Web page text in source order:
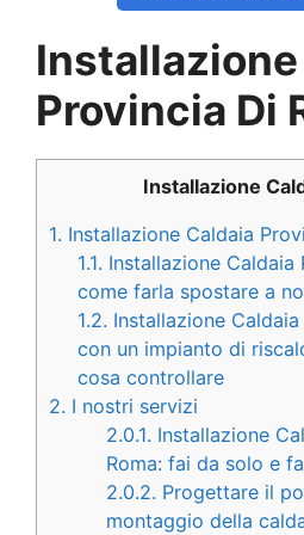
Provincia Di
Installazione
1. Installazione Caldaia
1.1. Installazione Caldaia
come farla spostare a
1.2. Installazione
con un impianto di
cosa controllare
2. I nostri servizi
2.0.1. Installazione
Roma: fai da solo e
2.0.2. Progettare il
montaggio della